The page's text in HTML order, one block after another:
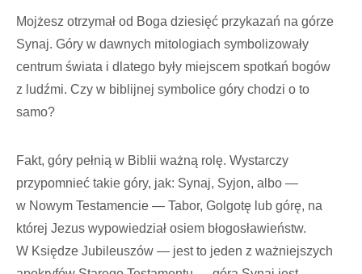
Mojżesz otrzymał od Boga dziesięć przykazań na górze
Synaj. Góry w dawnych mitologiach symbolizowały
centrum świata i dlatego były miejscem spotkań bogów
z ludźmi. Czy w biblijnej symbolice góry chodzi o to
samo?
Fakt, góry pełnią w Biblii ważną rolę. Wystarczy
przypomnieć takie góry, jak: Synaj, Syjon, albo —
w Nowym Testamencie — Tabor, Golgotę lub górę, na
której Jezus wypowiedział osiem błogosławieństw.
W Księdze Jubileuszów — jest to jeden z ważniejszych